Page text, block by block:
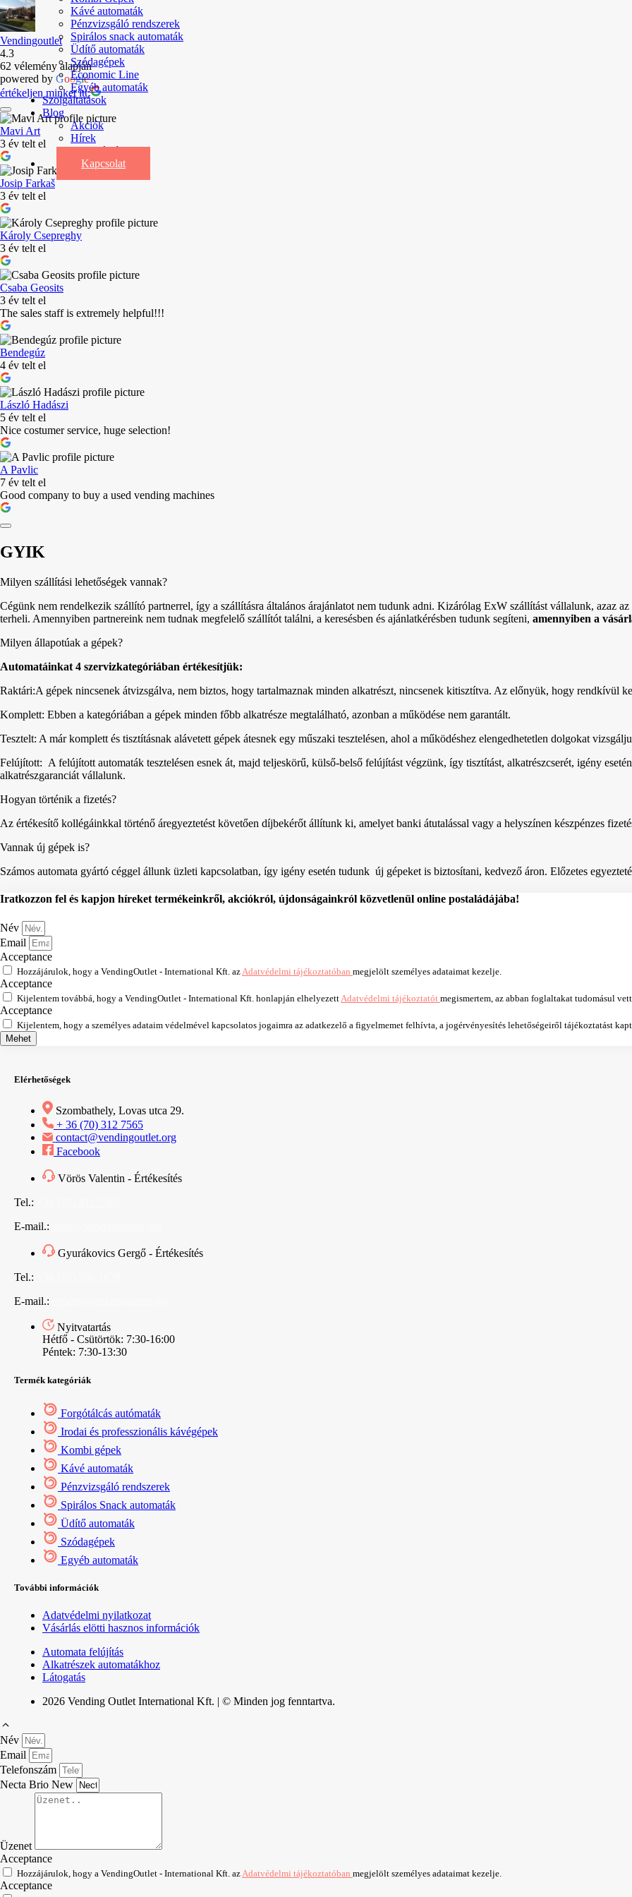
Kávé automaták
Pénzvizsgáló rendszerek
Spirálos snack automaták
Üdítő automaták
Szódagépek
Economic Line
Egyéb automaták
Szolgáltatások
Blog
Akciók
Hírek
Információk
Kapcsolat
Vendingoutlet
4.3
62 vélemény alapján
powered by Google
értékeljen minket itt:
Mavi Art
3 év telt el
Josip Farkaš
3 év telt el
Károly Csepreghy
3 év telt el
Csaba Geosits
3 év telt el
The sales staff is extremely helpful!!!
Bendegúz
4 év telt el
László Hadászi
5 év telt el
Nice costumer service, huge selection!
A Pavlic
7 év telt el
Good company to buy a used vending machines
GYIK
Milyen szállítási lehetőségek vannak?
Cégünk nem rendelkezik szállító partnerrel, így a szállításra általános árajánlatot nem tudunk adni. Kizárólag ExW szállítást vállalunk, azaz az
terheli. Amennyiben partnereink nem tudnak megfelelő szállítót találni, a keresésben és ajánlatkérésben tudunk segíteni, amennyiben a
Milyen állapotúak a gépek?
Automatáinkat 4 szervizkategóriában értékesítjük:
Raktári:A gépek nincsenek átvizsgálva, nem biztos, hogy tartalmaznak minden alkatrészt, nincsenek kitisztítva. Az előnyük, hogy rendkívül
Komplett: Ebben a kategóriában a gépek minden főbb alkatrésze megtalálható, azonban a működése nem garantált.
Tesztelt: A már komplett és tisztításnak alávetett gépek átesnek egy műszaki tesztelésen, ahol a működéshez elengedhetetlen dolgokat
Felújított: A felújított automaták tesztelésen esnek át, majd teljeskörű, külső-belső felújítást végzünk, így tisztítást, alkatrészcserét, igény
alkatrészgaranciát vállalunk.
Hogyan történik a fizetés?
Az értékesítő kollégáinkkal történő áregyeztetést követően díjbekérőt állítunk ki, amelyet banki átutalással vagy a helyszínen készpénzes
Vannak új gépek is?
Számos automata gyártó céggel állunk üzleti kapcsolatban, így igény esetén tudunk új gépeket is biztosítani, kedvező áron. Előzetes
Iratkozzon fel és kapjon híreket termékeinkről, akciókról, újdonságainkról közvetlenül online postaládájába!
Név
Email
Acceptance
Hozzájárulok, hogy a VendingOutlet - International Kft. az Adatvédelmi tájékoztatóban megjelölt személyes adataimat kezelje.
Acceptance
Kijelentem továbbá, hogy a VendingOutlet - International Kft. honlapján elhelyezett Adatvédelmi tájékoztatót megismertem, az abban foglaltakat tudomásul
Acceptance
Kijelentem, hogy a személyes adataim védelmével kapcsolatos jogaimra az adatkezelő a figyelmemet felhívta, a jogérvényesítés lehetőségeiről tájékoztatást
Mehet
Elérhetőségek
Szombathely, Lovas utca 29.
+ 36 (70) 312 7565
contact@vendingoutlet.org
Facebook
Vörös Valentin - Értékesítés
Tel.:
E-mail.:
Gyurákovics Gergő - Értékesítés
Tel.:
E-mail.:
Nyitvatartás
Hétfő - Csütörtök: 7:30-16:00
Péntek: 7:30-13:30
Termék kategóriák
Forgótálcás autómaták
Irodai és professzionális kávégépek
Kombi gépek
Kávé automaták
Pénzvizsgáló rendszerek
Spirálos Snack automaták
Üdítő automaták
Szódagépek
Egyéb automaták
További információk
Adatvédelmi nyilatkozat
Vásárlás elötti hasznos információk
Automata felújítás
Alkatrészek automatákhoz
Látogatás
2026 Vending Outlet International Kft. | © Minden jog fenntartva.
Név
Email
Telefonszám
Necta Brio New
Üzenet
Acceptance
Hozzájárulok, hogy a VendingOutlet - International Kft. azAdatvédelmi tájékoztatóban megjelölt személyes adataimat kezelje.
Acceptance